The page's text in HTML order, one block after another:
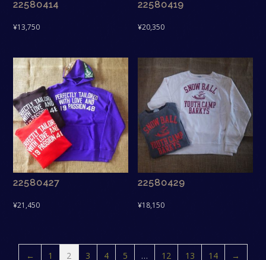
22580414
¥13,750
22580419
¥20,350
22580427
¥21,450
22580429
¥18,150
← 1 2 3 4 5 … 12 13 14 →